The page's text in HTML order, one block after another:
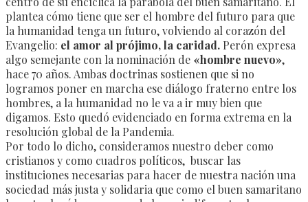
plantea cómo tiene que ser el hombre del futuro para que
la humanidad tenga un futuro, volviendo al corazón del
Evangelio: el amor al prójimo, la caridad. Perón expresa
algo semejante con la nominación de «hombre nuevo»,
hace 70 años. Ambas doctrinas sostienen que si no
logramos poner en marcha ese diálogo fraterno entre los
hombres, a la humanidad no le va a ir muy bien que
digamos. Esto quedó evidenciado en forma extrema en la
resolución global de la Pandemia.
Por todo lo dicho, consideramos nuestro deber como
cristianos y como cuadros políticos, buscar las
instituciones necesarias para hacer de nuestra nación una
sociedad más justa y solidaria que como el buen samaritano